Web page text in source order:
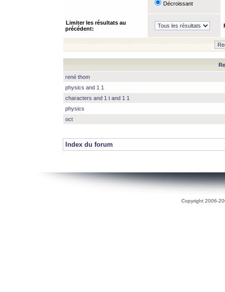
Décroissant
Limiter les résultats au
précédent:
rené thom
physics and 1 1
characters and 1 t and 1 1
physics
oct
Index du forum
Copyright 2006-